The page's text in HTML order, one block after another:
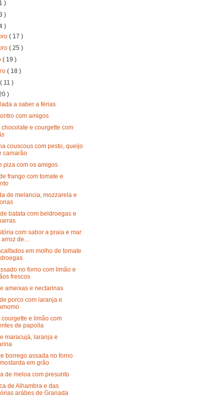
)
)
)
( 17 )
( 25 )
( 19 )
( 18 )
( 11 )
)
a saber a férias
com amigos
chocolate e courgette com
couscous com pesto, queijo
camarão
piza com os amigos
frango com tomate e
de melancia, mozzarela e
batata com beldroegas e
com sabor a praia e mar
de...
em molho de tomate
no forno com limão e
frescos
ameixas e nectarinas
porco com laranja e
courgette e limão com
de papoila
maracujá, laranja e
borrego assada no forno
em grão
de meloa com presunto
de Alhambra e das
arábes de Granada